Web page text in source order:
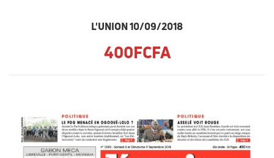
L'UNION 10/09/2018
400FCFA